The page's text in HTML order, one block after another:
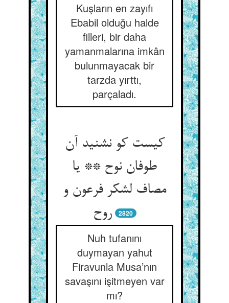
Kuşların en zayıfı
Ebabil olduğu halde
filleri, bir daha
yamanmalarına imkân
bulunmayacak bir
tarzda yırttı,
parçaladı.
کیست کو نشنید آن
طوفان نوح ** یا
مصاف لشکر فرعون و
روح
2820
Nuh tufanını
duymayan yahut
Firavunla Musa’nın
savaşını işitmeyen var
mı?